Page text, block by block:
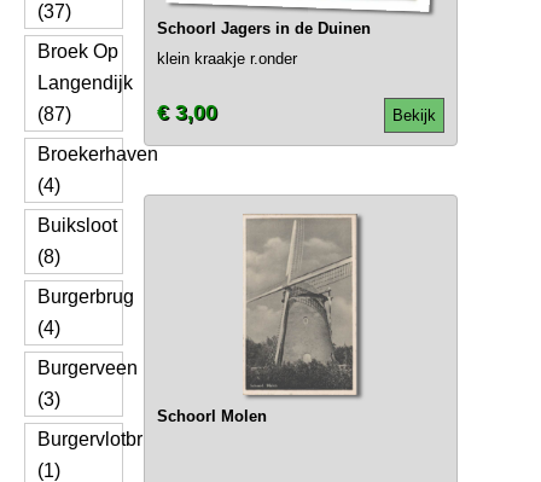
(37)
Broek Op
Langendijk
(87)
Broekerhaven
(4)
Buiksloot
(8)
Burgerbrug
(4)
Burgerveen
(3)
Burgervlotbrug
(1)
Schoorl Jagers in de Duinen
klein kraakje r.onder
Bekijk
€ 3,00
Schoorl Molen